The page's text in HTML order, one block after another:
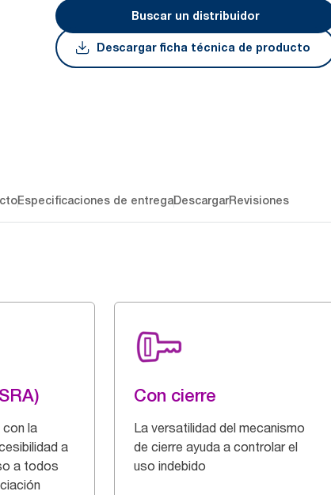
Buscar un distribuidor
Descargar ficha técnica de producto
Especificaciones de entregaDescargarRevisiones
con la
a
a todos
Con cierre
La versatilidad del mecanismo
de cierre ayuda a controlar el
uso indebido